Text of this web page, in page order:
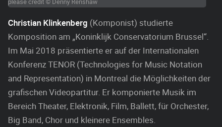
Christian Klinkenberg (Komponist) studierte
Komposition am „Koninklijk Conservatorium Brussel“.
Im Mai 2018 präsentierte er auf der Internationalen
Konferenz TENOR (Technologies for Music Notation
and Representation) in Montreal die Möglichkeiten der
grafischen Videopartitur. Er komponierte Musik im
Bereich Theater, Elektronik, Film, Ballett, für Orchester,
Big Band, Chor und kleinere Ensembles.